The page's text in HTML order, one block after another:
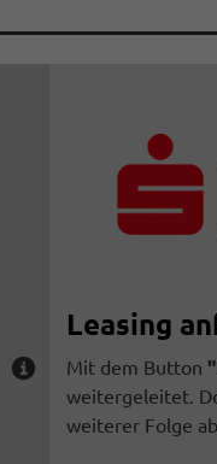
Leasing
Mit dem Button
weitergeleitet.
weiterer Folge